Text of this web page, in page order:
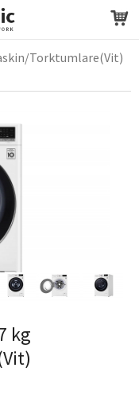
Torktumlare(Vit)
kg